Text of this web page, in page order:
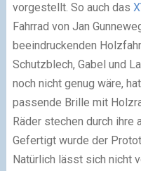
vorgestellt. So auch das
Fahrrad von Jan
beeindruckenden
Schutzblech, Gabel und
noch nicht genug wäre,
passende Brille mit
Räder stechen durch ihre
Gefertigt wurde der
Natürlich lässt sich nicht